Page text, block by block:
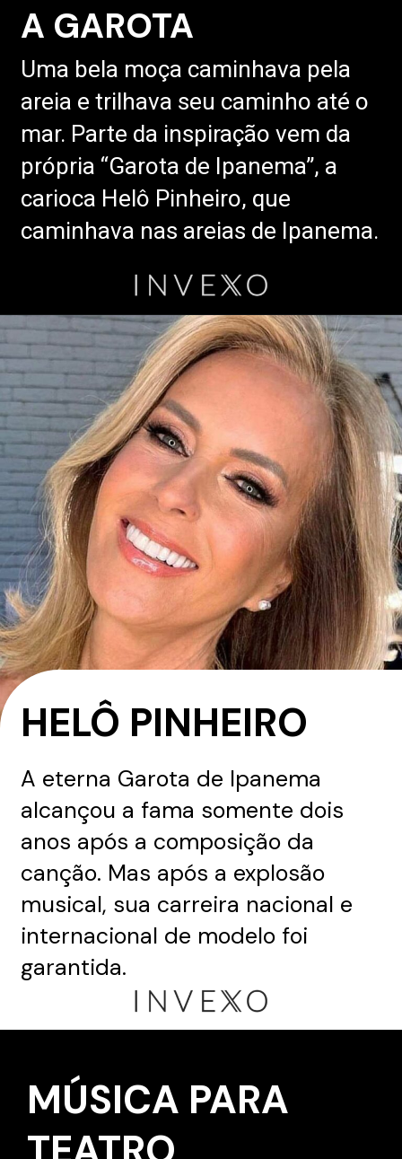
A GAROTA
Uma bela moça caminhava pela
areia e trilhava seu caminho até o
mar. Parte da inspiração vem da
própria “Garota de Ipanema”, a
carioca Helô Pinheiro, que
caminhava nas areias de Ipanema.
HELÔ PINHEIRO
A eterna Garota de Ipanema
alcançou a fama somente dois
anos após a composição da
canção. Mas após a explosão
musical, sua carreira nacional e
internacional de modelo foi
garantida.
MÚSICA PARA